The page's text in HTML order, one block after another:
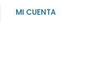
MI CUENTA